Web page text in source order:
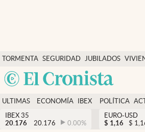
TORMENTA SEGURIDAD
SOCIAL
JUBILADOS
Economía y finanzas
Política
Actualidad
Criptomonedas
ULTIMAS
NOTICIAS
ECONOMÍA
FINANZAS
IBEX
EURO
POLÍTICA
IBEX 35
20.176
20.176 0.00%
EURO-USD
$ 1,16 $